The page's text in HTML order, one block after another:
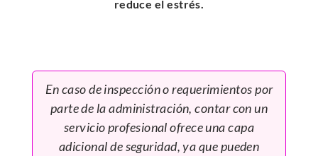
reduce el estrés.
En caso de inspección o requerimientos por
parte de la administración, contar con un
servicio profesional ofrece una capa
adicional de seguridad, ya que pueden